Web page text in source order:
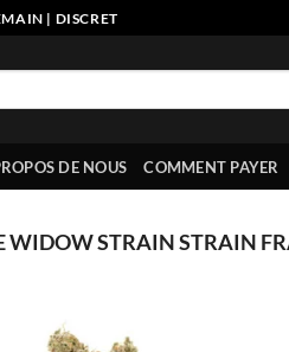
| DISCRET
DE NOUS COMMENT PAYER
WIDOW STRAIN STRAIN